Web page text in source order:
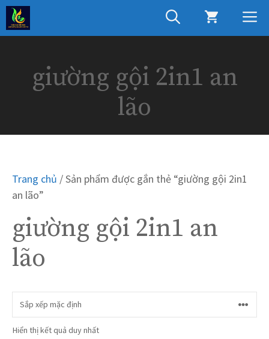
Chuyển
đến
nội
giường gội 2in1 an
lão
Trang chủ / Sản phẩm được gắn thẻ “giường gội 2in1
an lão”
giường gội 2in1 an
lão
Hiển thị kết quả duy nhất